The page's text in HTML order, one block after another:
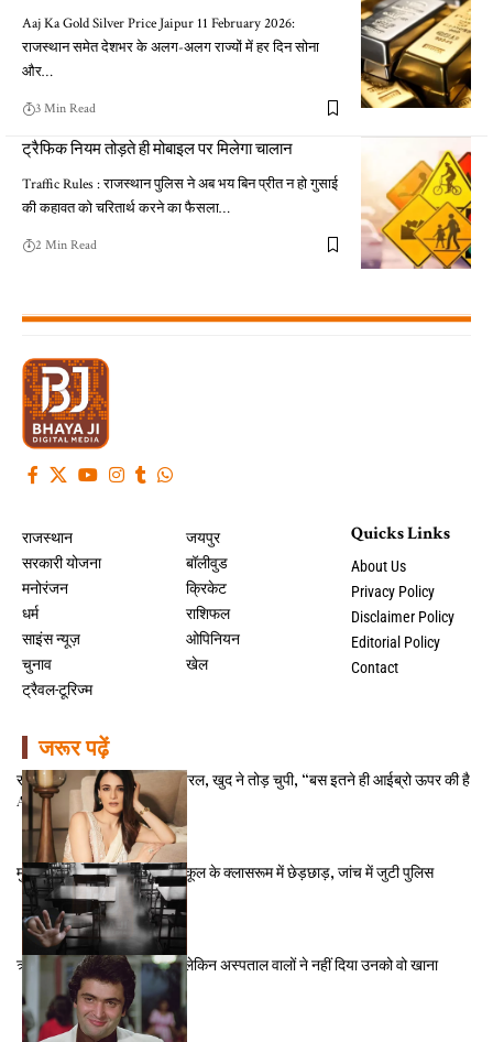
Aaj Ka Gold Silver Price Jaipur 11 February 2026:
राजस्थान समेत देशभर के अलग-अलग राज्यों में हर दिन सोना
और…
3 Min Read
ट्रैफिक नियम तोड़ते ही मोबाइल पर मिलेगा चालान
Traffic Rules : राजस्थान पुलिस ने अब भय बिन प्रीत न हो गुसाई
की कहावत को चरितार्थ करने का फैसला…
2 Min Read
राजस्थान
सरकारी योजना
मनोरंजन
धर्म
साइंस न्यूज़
चुनाव
ट्रैवल-टूरिज्म
जयपुर
बॉलीवुड
क्रिकेट
राशिफल
ओपिनियन
खेल
Quicks Links
About Us
Privacy Policy
Disclaimer Policy
Editorial Policy
Contact
जरूर पढ़ें
राधिका मदान का हुआ वीडियो वायरल, खुद ने तोड़ चुपी, “बस इतने ही आईब्रो ऊपर की है
AI इस्तेमाल करके”
मुंबई में 10 वर्षीय छात्रा के साथ स्कूल के क्लासरूम में छेड़छाड़, जांच में जुटी पुलिस
ऋषि कपूर को पसंद था ये खाना, लेकिन अस्पताल वालों ने नहीं दिया उनको वो खाना